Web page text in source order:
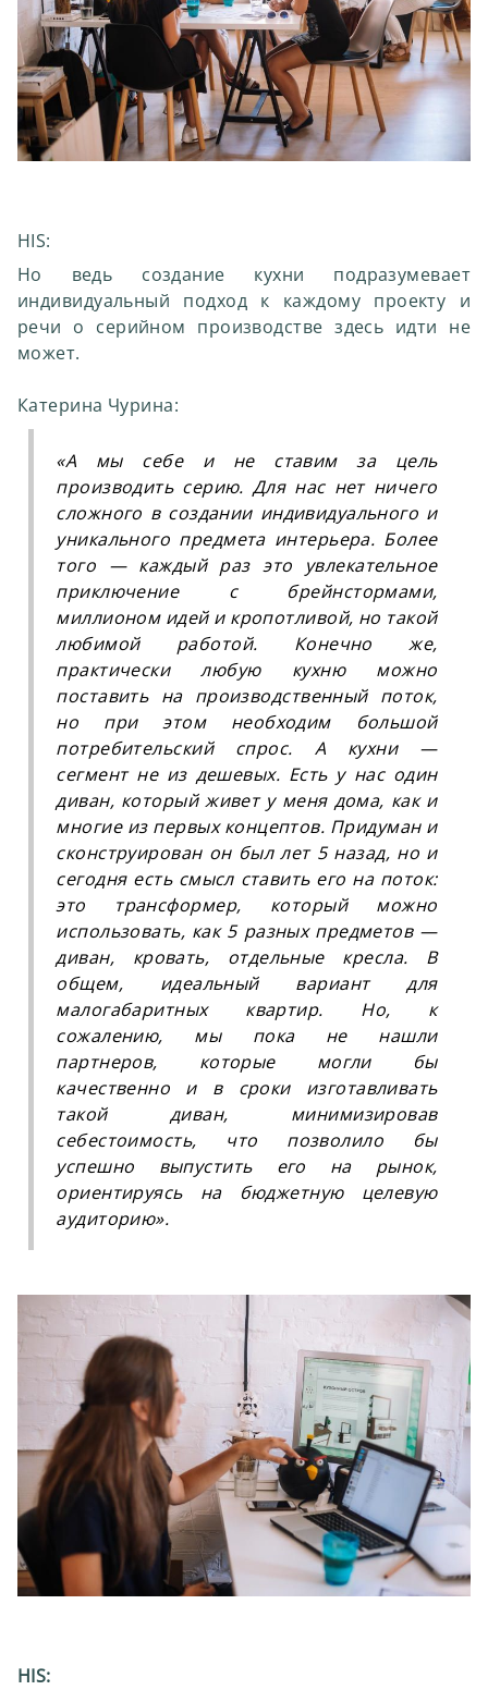
HIS:
Но ведь создание кухни подразумевает
индивидуальный подход к каждому проекту и
речи о серийном производстве здесь идти не
может.
Катерина Чурина:
«А мы себе и не ставим за цель
производить серию. Для нас нет ничего
сложного в создании индивидуального и
уникального предмета интерьера. Более
того — каждый раз это увлекательное
приключение с брейнстормами,
миллионом идей и кропотливой, но такой
любимой работой. Конечно же,
практически любую кухню можно
поставить на производственный поток,
но при этом необходим большой
потребительский спрос. А кухни —
сегмент не из дешевых. Есть у нас один
диван, который живет у меня дома, как и
многие из первых концептов. Придуман и
сконструирован он был лет 5 назад, но и
сегодня есть смысл ставить его на поток:
это трансформер, который можно
использовать, как 5 разных предметов —
диван, кровать, отдельные кресла. В
общем, идеальный вариант для
малогабаритных квартир. Но, к
сожалению, мы пока не нашли
партнеров, которые могли бы
качественно и в сроки изготавливать
такой диван, минимизировав
себестоимость, что позволило бы
успешно выпустить его на рынок,
ориентируясь на бюджетную целевую
аудиторию».
HIS: